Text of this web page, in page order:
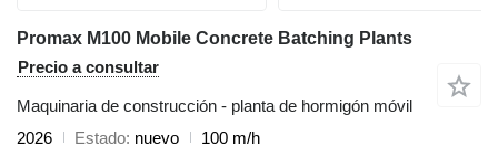
Promax M100 Mobile Concrete Batching Plants
Precio a consultar
Maquinaria de construcción - planta de hormigón móvil
2026
Estado nuevo
100 m/h